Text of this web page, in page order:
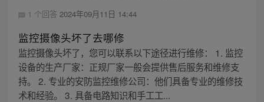
1 个回答 2024年09月11日 14:44
监控摄像头坏了去哪修
监控摄像头坏了，您可以联系以下途径进行维修： 1. 监控
设备的生产厂家：正规厂家一般会提供售后服务和维修支
持。 2. 专业的安防监控维修公司：他们具备专业的维修技
术和经验。 3. 具备电路知识和手工工...